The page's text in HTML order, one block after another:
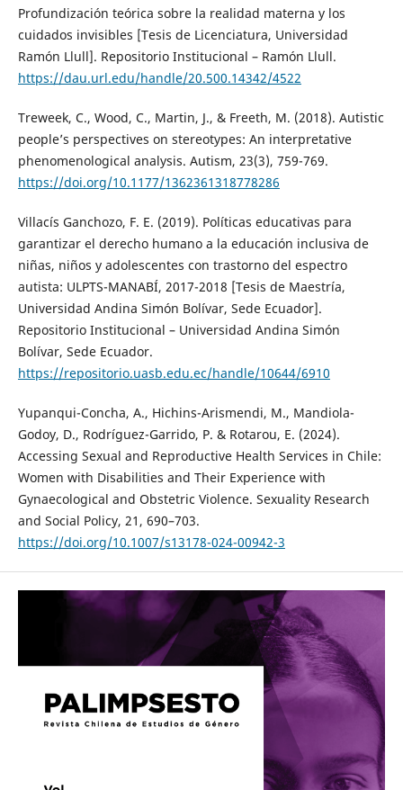
Profundización teórica sobre la realidad materna y los
cuidados invisibles [Tesis de Licenciatura, Universidad
Ramón Llull]. Repositorio Institucional – Ramón Llull.
https://dau.url.edu/handle/20.500.14342/4522
Treweek, C., Wood, C., Martin, J., & Freeth, M. (2018). Autistic
people’s perspectives on stereotypes: An interpretative
phenomenological analysis. Autism, 23(3), 759-769.
https://doi.org/10.1177/1362361318778286
Villacís Ganchozo, F. E. (2019). Políticas educativas para
garantizar el derecho humano a la educación inclusiva de
niñas, niños y adolescentes con trastorno del espectro
autista: ULPTS-MANABÍ, 2017-2018 [Tesis de Maestría,
Universidad Andina Simón Bolívar, Sede Ecuador].
Repositorio Institucional – Universidad Andina Simón
Bolívar, Sede Ecuador.
https://repositorio.uasb.edu.ec/handle/10644/6910
Yupanqui-Concha, A., Hichins-Arismendi, M., Mandiola-
Godoy, D., Rodríguez-Garrido, P. & Rotarou, E. (2024).
Accessing Sexual and Reproductive Health Services in Chile:
Women with Disabilities and Their Experience with
Gynaecological and Obstetric Violence. Sexuality Research
and Social Policy, 21, 690–703.
https://doi.org/10.1007/s13178-024-00942-3